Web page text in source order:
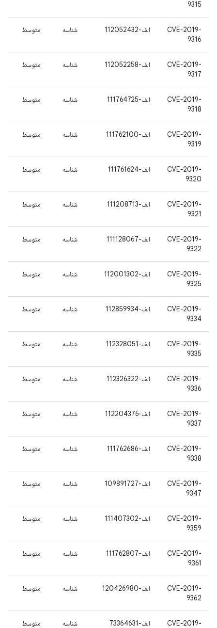
9315
CVE-2019-
9316
الف-112052432 شناسه متوسط
CVE-2019-
9317
الف-112052258 شناسه متوسط
CVE-2019-
9318
الف-111764725 شناسه متوسط
CVE-2019-
9319
الف-111762100 شناسه متوسط
CVE-2019-
9320
الف-111761624 شناسه متوسط
CVE-2019-
9321
الف-111208713 شناسه متوسط
CVE-2019-
9322
الف-111128067 شناسه متوسط
CVE-2019-
9325
الف-112001302 شناسه متوسط
CVE-2019-
9334
الف-112859934 شناسه متوسط
CVE-2019-
9335
الف-112328051 شناسه متوسط
CVE-2019-
9336
الف-112326322 شناسه متوسط
CVE-2019-
9337
الف-112204376 شناسه متوسط
CVE-2019-
9338
الف-111762686 شناسه متوسط
CVE-2019-
9347
الف-109891727 شناسه متوسط
CVE-2019-
9359
الف-111407302 شناسه متوسط
CVE-2019-
9361
الف-111762807 شناسه متوسط
CVE-2019-
9362
الف-120426980 شناسه متوسط
CVE-2019-
الف-73364631 شناسه متوسط